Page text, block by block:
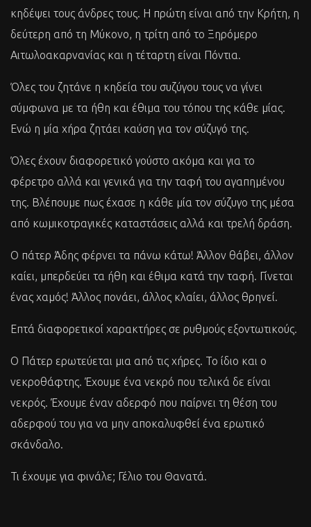
κηδέψει τους άνδρες τους. Η πρώτη είναι από την Κρήτη, η
δεύτερη από τη Μύκονο, η τρίτη από το Ξηρόμερο
Αιτωλοακαρνανίας και η τέταρτη είναι Πόντια.
Όλες του ζητάνε η κηδεία του συζύγου τους να γίνει
σύμφωνα με τα ήθη και έθιμα του τόπου της κάθε μίας.
Eνώ η μία χήρα ζητάει καύση για τον σύζυγό της.
Όλες έχουν διαφορετικό γούστο ακόμα και για το
φέρετρο αλλά και γενικά για την ταφή του αγαπημένου
της. Βλέπουμε πως έχασε η κάθε μία τον σύζυγο της μέσα
από κωμικοτραγικές καταστάσεις αλλά και τρελή δράση.
Ο πάτερ Άδης φέρνει τα πάνω κάτω! Άλλον θάβει, άλλον
καίει, μπερδεύει τα ήθη και έθιμα κατά την ταφή. Γίνεται
ένας χαμός! Άλλος πονάει, άλλος κλαίει, άλλος θρηνεί.
Επτά διαφορετικοί χαρακτήρες σε ρυθμούς εξοντωτικούς.
Ο Πάτερ ερωτεύεται μια από τις χήρες. Το ίδιο και ο
νεκροθάφτης. Έχουμε ένα νεκρό που τελικά δε είναι
νεκρός. Έχουμε έναν αδερφό που παίρνει τη θέση του
αδερφού του για να μην αποκαλυφθεί ένα ερωτικό
σκάνδαλο.
Τι έχουμε για φινάλε; Γέλιο του Θανατά.